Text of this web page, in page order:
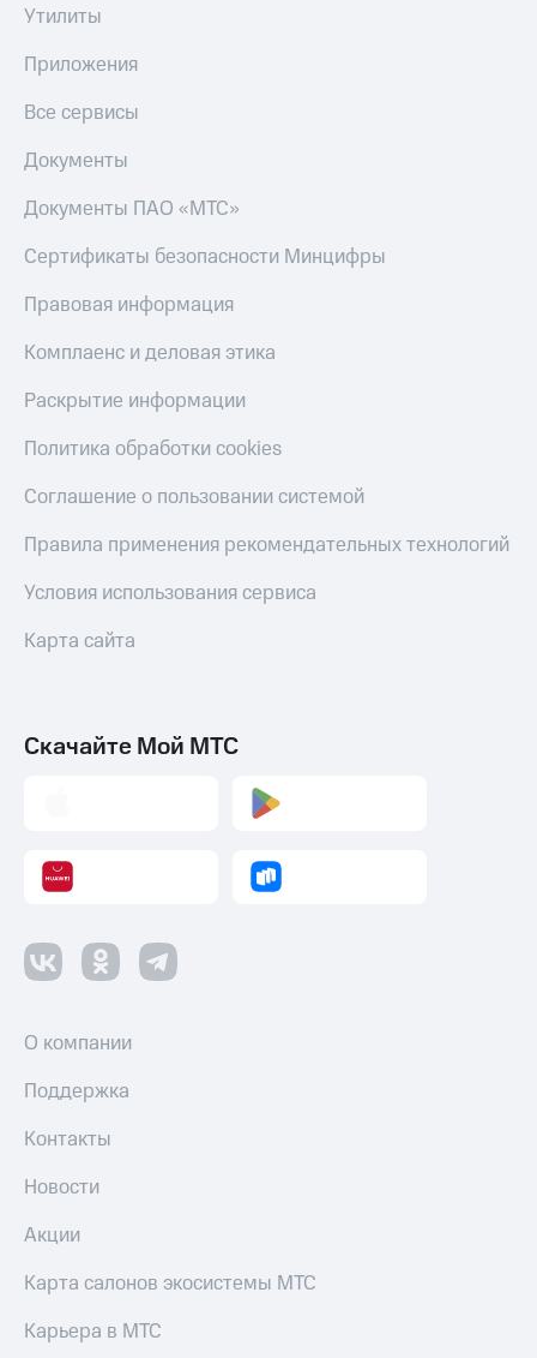
Утилиты
Приложения
Все сервисы
Документы
Документы ПАО «МТС»
Сертификаты безопасности Минцифры
Правовая информация
Комплаенс и деловая этика
Раскрытие информации
Политика обработки cookies
Соглашение о пользовании системой
Правила применения рекомендательных технологий
Условия использования сервиса
Карта сайта
Скачайте Мой МТС
О компании
Поддержка
Контакты
Новости
Акции
Карта салонов экосистемы МТС
Карьера в МТС